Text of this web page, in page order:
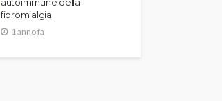
fibromialgia
1 anno fa